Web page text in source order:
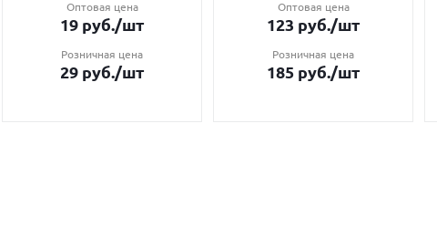
Оптовая цена
19 руб./шт
Розничная цена
29 руб./шт
Оптовая цена
123 руб./шт
Розничная цена
185 руб./шт